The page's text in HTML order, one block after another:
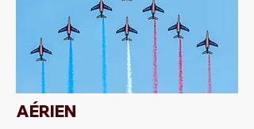
AÉRIEN